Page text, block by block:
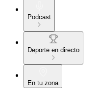
Podcast
Deporte en directo
En tu zona